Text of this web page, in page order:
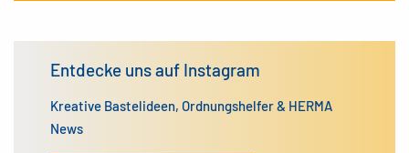
Entdecke uns auf Instagram
Kreative Bastelideen, Ordnungshelfer & HERMA
News